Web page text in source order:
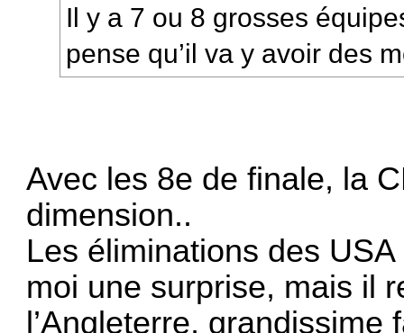
Il y a 7 ou 8 grosses
pense qu’il va y avoir des
Avec les 8e de finale, la
dimension..
Les éliminations des
moi une surprise, mais il
l’Angleterre,